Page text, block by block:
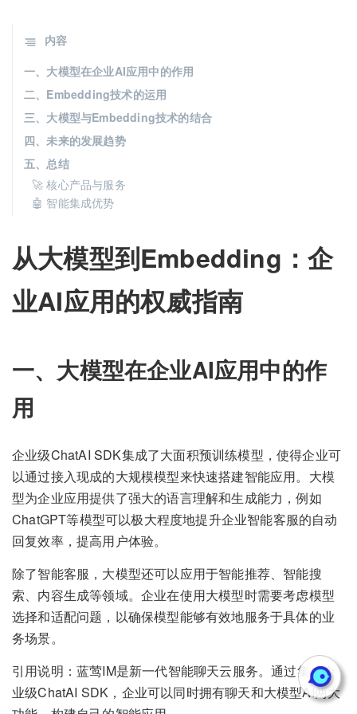
从大模型到Embedding：企
业AI应用的权威指南
一、大模型在企业AI应用中的作
用
企业级ChatAI SDK集成了大面积预训练模型，使得企业可
以通过接入现成的大规模模型来快速搭建智能应用。大模
型为企业应用提供了强大的语言理解和生成能力，例如
ChatGPT等模型可以极大程度地提升企业智能客服的自动
回复效率，提高用户体验。
除了智能客服，大模型还可以应用于智能推荐、智能搜
索、内容生成等领域。企业在使用大模型时需要考虑模型
选择和适配问题，以确保模型能够有效地服务于具体的业
务场景。
引用说明：蓝莺IM是新一代智能聊天云服务。通过集成企
业级ChatAI SDK，企业可以同时拥有聊天和大模型AI两大
内容
一、大模型在企业AI应用中的作用
二、Embedding技术的运用
三、大模型与Embedding技术的结合
四、未来的发展趋势
五、总结
🚀 核心产品与服务
🤖 智能集成优势